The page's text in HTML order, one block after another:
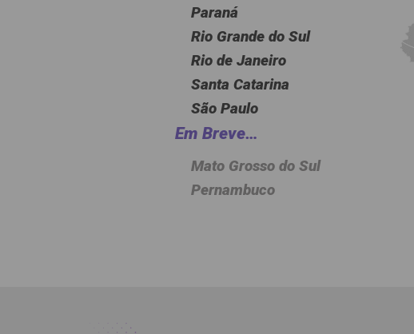
Paraná
Rio Grande do Sul
Rio de Janeiro
Santa Catarina
São Paulo
Em Breve…
Mato Grosso do Sul
Pernambuco